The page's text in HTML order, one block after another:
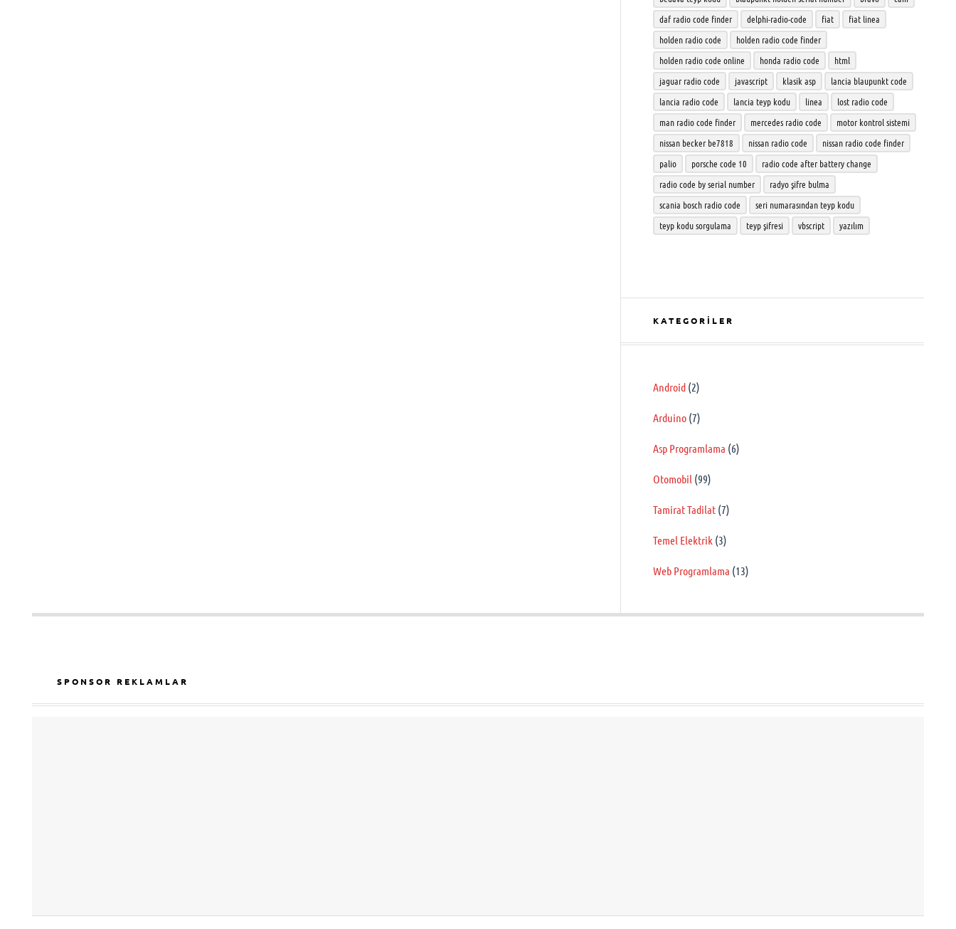
daf radio code finder
delphi-radio-code fiat
fiat linea
holden radio code
holden radio code finder
holden radio code online
honda radio code
html
jaguar radio code
javascript klasik asp
lancia blaupunkt code
lancia radio code
lancia teyp kodu linea
lost radio code
man radio code finder
mercedes radio code
motor kontrol sistemi
nissan becker be7818
nissan radio code
nissan radio code finder
palio
porsche code 10
radio code after battery change
radio code by serial number
radyo şifre bulma
scania bosch radio code
seri numarasından teyp kodu
teyp kodu sorgulama
teyp şifresi vbscript yazılım
KATEGORILER
Android(2)
Arduino(7)
Asp Programlama (6)
Otomobil (99)
Tamirat Tadilat(7)
Temel Elektrik(3)
Web Programlama (13)
SPONSOR REKLAMLAR